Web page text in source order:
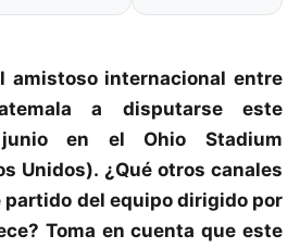
amistoso internacional entre
a disputarse este
en el Ohio Stadium
Unidos). ¿Qué otros canales
del equipo dirigido por
Toma en cuenta que este